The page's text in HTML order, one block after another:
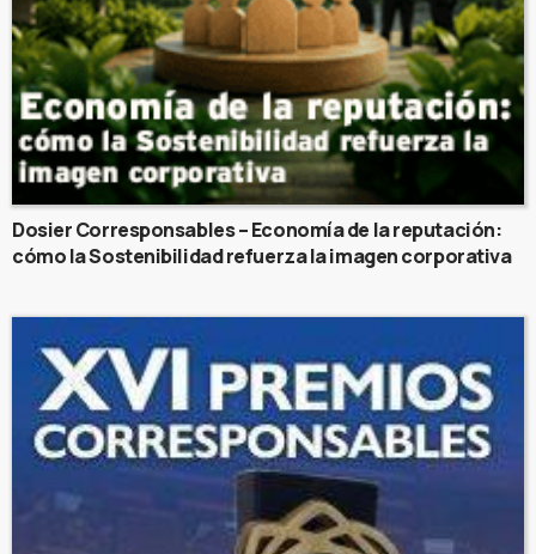
Dosier Corresponsables – Economía de la reputación:
cómo la Sostenibilidad refuerza la imagen corporativa